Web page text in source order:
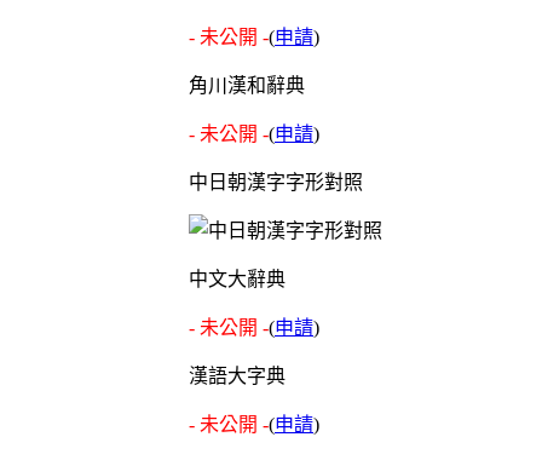
- 未公開 -(申請)
角川漢和辭典
- 未公開 -(申請)
中日朝漢字字形對照
中文大辭典
- 未公開 -(申請)
漢語大字典
- 未公開 -(申請)